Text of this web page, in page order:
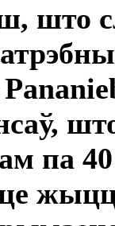
што
па